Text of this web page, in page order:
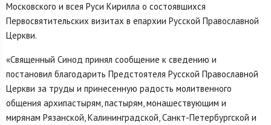
Московского и всея Руси Кирилла о состоявшихся
Первосвятительских визитах в епархии Русской Православной
Церкви.
«Священный Синод принял сообщение к сведению и
постановил благодарить Предстоятеля Русской Православной
Церкви за труды и принесенную радость молитвенного
общения архипастырям, пастырям, монашествующим и
мирянам Рязанской, Калининградской, Санкт-Петербургской и